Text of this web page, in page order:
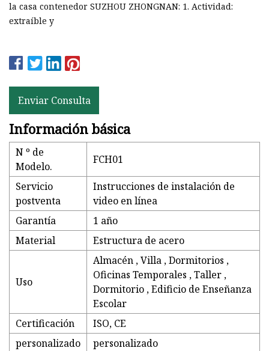
la casa contenedor SUZHOU ZHONGNAN: 1. Actividad:
extraíble y
Enviar Consulta
Información básica
N º de
Modelo.
FCH01
Servicio
postventa
Instrucciones de instalación de
video en línea
Garantía
1 año
Material
Estructura de acero
Uso
Almacén , Villa , Dormitorios ,
Oficinas Temporales , Taller ,
Dormitorio , Edificio de Enseñanza
Escolar
Certificación
ISO, CE
personalizado
personalizado